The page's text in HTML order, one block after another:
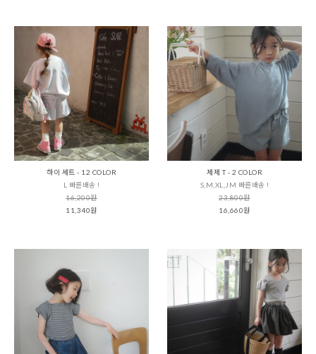
하이 세트 - 12 COLOR
L 빠른배송 !
16,200원
11,340원
제제 T - 2 COLOR
S,M,XL,JM 빠른배송 !
23,800원
16,660원